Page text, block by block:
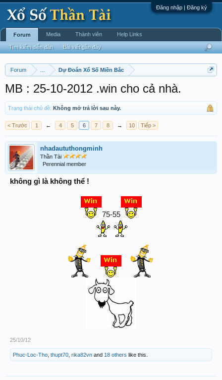
Đăng nhập | Đăng ký
Forum Dự Đoán Xổ Số Miền Bắc
MB : 25-10-2012 .win cho cả nhà.
Trạng thái chủ đề: Không mở trả lời sau này.
< Trước 1 ← 4 5 6 7 8 → 10 Tiếp >
nhadaututhongminh
Thần Tài
Perennial member
không gì là không thể !
75-55
25/10/12
Phuc-Loc-Tho thupt70 rika82vn and 18 others like this.
Forum
Tìm kiếm diễn đàn Bài viết gần đây
Media Thành viên Help Links